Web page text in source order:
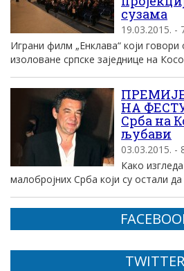
сузама
19.03.2015. -
Играни филм „Енклава“ који
изоловане српске заједнице на
НА
Срба на
љубави
03.03.2015. -
Како
малобројних Срба који су остали
TWITTER